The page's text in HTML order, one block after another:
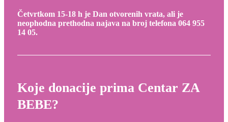
Četvrtkom 15-18 h je Dan otvorenih vrata, ali je
neophodna prethodna najava na broj telefona 064 955
14 05.
Koje donacije prima Centar ZA
BEBE?